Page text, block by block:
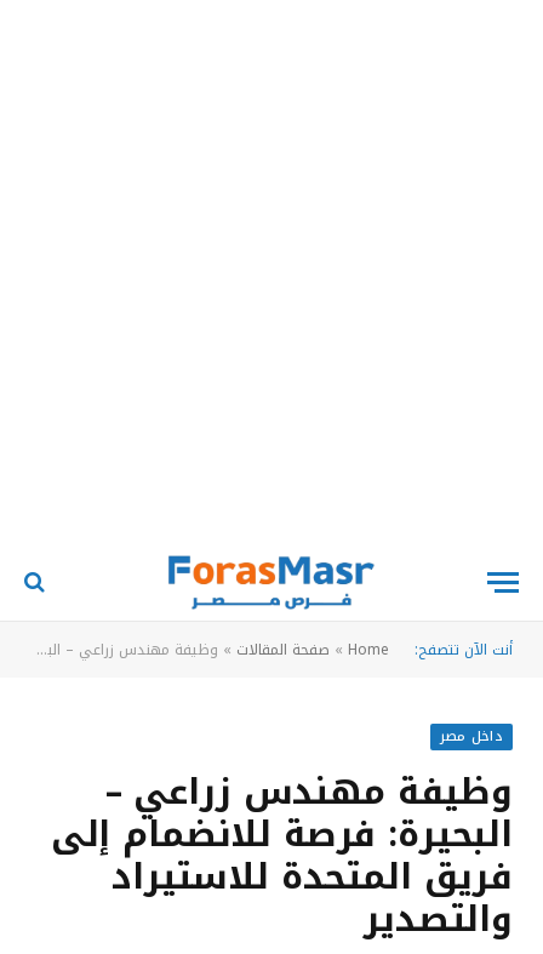
أنت الآن تتصفح: Home
» صفحة المقالات » وظيفة مهندس زراعي – البحيرة: فرصة للانضمام إلى فريق المتحدة للاستيراد والتصدير
داخل مصر
وظيفة مهندس زراعي –
البحيرة: فرصة للانضمام إلى
فريق المتحدة للاستيراد
والتصدير